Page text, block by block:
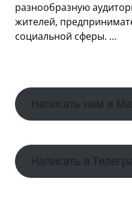
разнообразную
жителей,
социальной сферы. …
Написать нам в
Написать в